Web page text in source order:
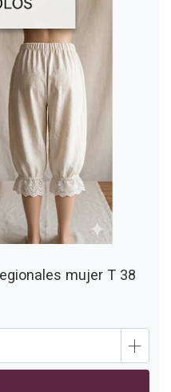
mujer T 38
+